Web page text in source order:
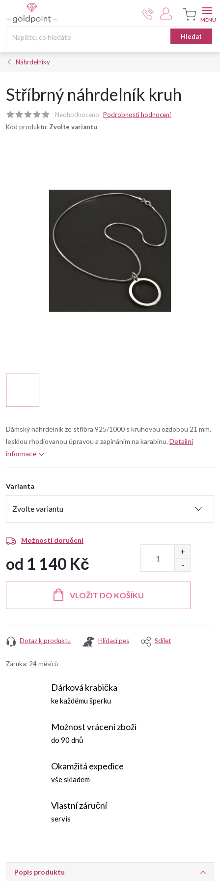
na
Hledat
Nákupní
košík
Náhrdelníky
Stříbrný náhrdelník kruh
Neohodnoceno Podrobnosti hodnocení
Kód produktu: Zvolte variantu
Dámský náhrdelník ze stříbra 925/1000 s kruhovou ozdobou 21 mm,
lesklou rhodiovanou úpravou a zapínáním na karabinu. Detailní
informace
Varianta
Možnosti doručení
od 1 140 Kč
VLOŽIT DO KOŠÍKU
Dotaz k produktu Hlídací pes Sdílet
Záruka: 24 měsíců
Dárková krabička
ke každému šperku
Možnost vrácení zboží
do 90 dnů
Okamžitá expedice
vše skladem
Vlastní záruční
servis
Popis produktu